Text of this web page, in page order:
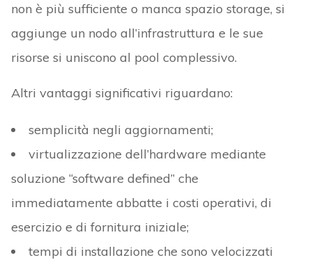
non è più sufficiente o manca spazio storage, si
aggiunge un nodo all’infrastruttura e le sue
risorse si uniscono al pool complessivo.
Altri vantaggi significativi riguardano:
semplicità negli aggiornamenti;
virtualizzazione dell’hardware mediante
soluzione “software defined” che
immediatamente abbatte i costi operativi, di
esercizio e di fornitura iniziale;
tempi di installazione che sono velocizzati